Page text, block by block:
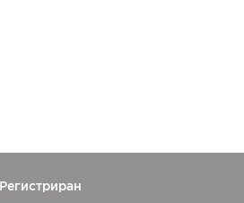
Регистриран